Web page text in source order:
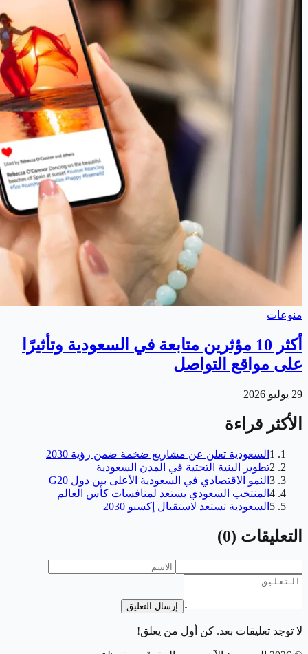
منوعات
أكثر 10 مؤثرين متابعة في السعودية وتأثيرًا
على مواقع التواصل
29 يوليو 2026
الأكثر قراءة
1 السعودية تعلن عن مشاريع ضخمة ضمن رؤية 2030
2تطوير البنية التحتية في المدن السعودية
3 النمو الاقتصادي في السعودية الأعلى بين دول G20
4 المنتخب السعودي يستعد لمنافسات كأس العالم
5 السعودية تستعد لاستقبال إكسبو 2030
التعليقات (
0
)
إرسال التعليق
لا توجد تعليقات بعد. كن أول من يعلق!